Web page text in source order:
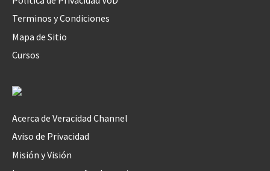
Terminos y Condiciones
Mapa de Sitio
Cursos
Acerca de Veracidad Channel
Aviso de Privacidad
Misión y Visión